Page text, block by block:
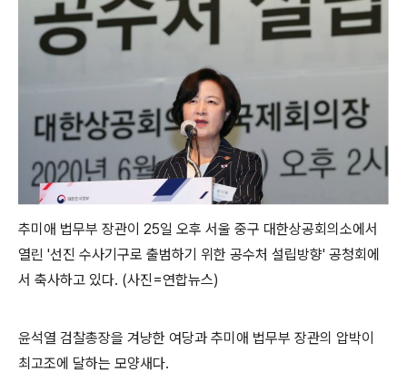
추미애 법무부 장관이 25일 오후 서울 중구 대한상공회의소에서
열린 '선진 수사기구로 출범하기 위한 공수처 설립방향' 공청회에
서 축사하고 있다. (사진=연합뉴스)
윤석열 검찰총장을 겨냥한 여당과 추미애 법무부 장관의 압박이
최고조에 달하는 모양새다.